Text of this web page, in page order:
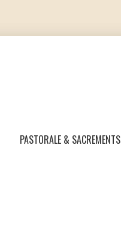
PASTORALE & SACREMENTS